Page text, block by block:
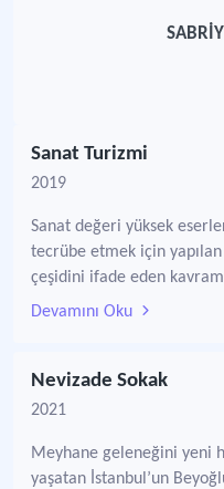
Sanat Turizmi
2019
Sanat değeri yüksek
tecrübe etmek için
çeşidini ifade eden
Devamını Oku
Nevizade Sokak
2021
Meyhane geleneğini yeni
yaşatan İstanbul’un